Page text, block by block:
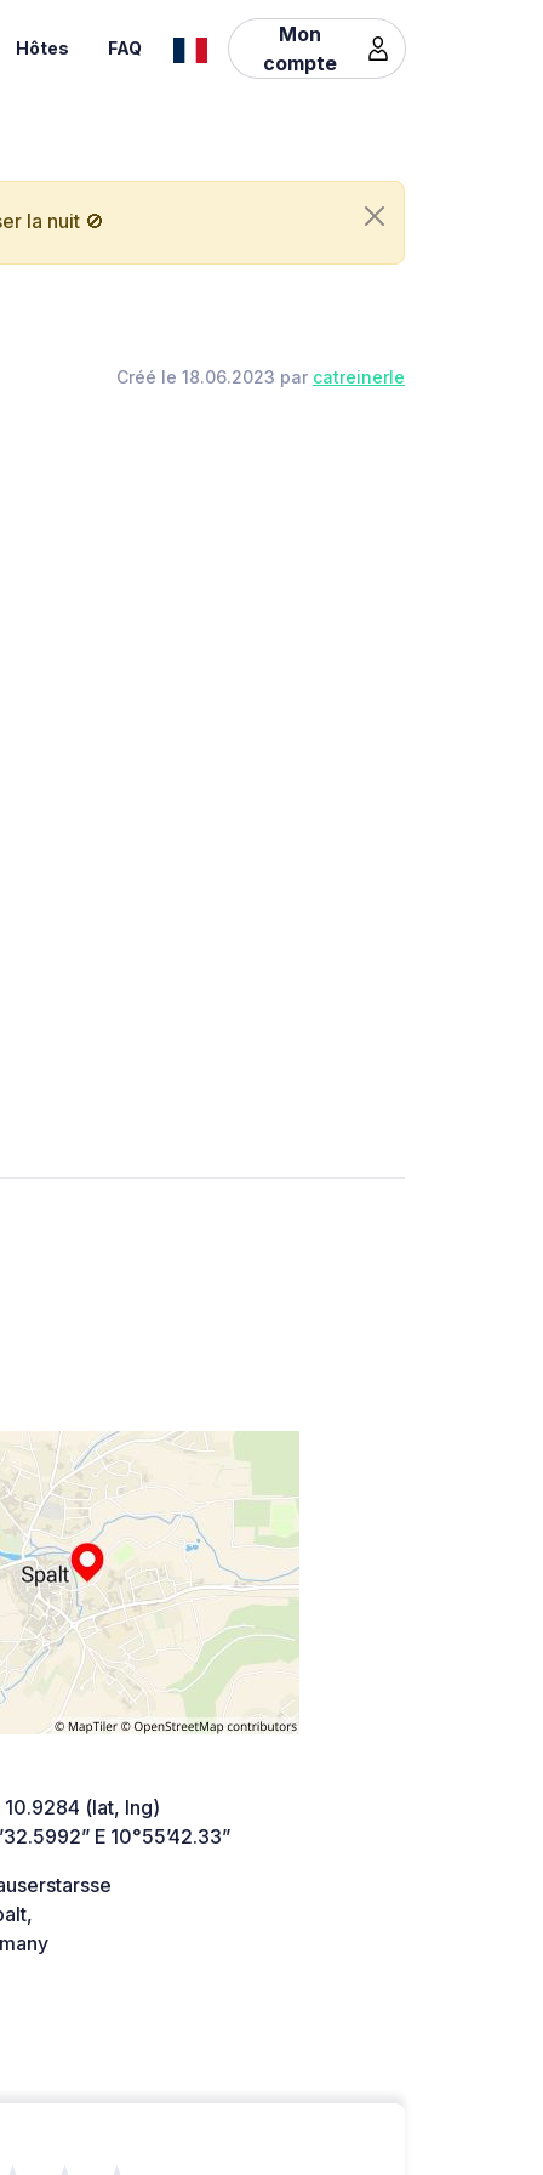
Hôtes FAQ
Mon
compte
la nuit 🚫
Créé le 18.06.2023 par catreinerle
10.9284 (lat, lng)
E 10°55’42.33”